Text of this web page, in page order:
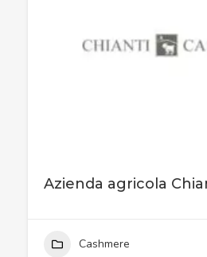
Azienda agricola
Cashmere